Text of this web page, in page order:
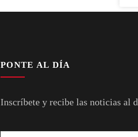
PONTE AL DÍA
Inscríbete y recibe las noticias al